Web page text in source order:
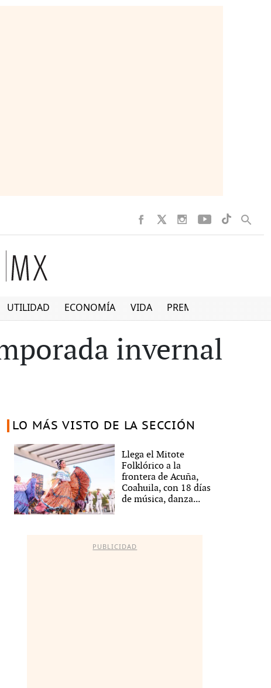
UTILIDAD ECONOMÍA VIDA PREMIUM
invernal
LO MÁS VISTO DE LA SECCIÓN
Llega el Mitote
Folklórico a la
frontera de Acuña,
Coahuila, con 18 días
de música, danza...
PUBLICIDAD